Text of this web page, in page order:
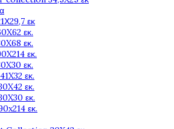
εκ
εκ.
εκ.
εκ.
εκ.
εκ.
εκ.
εκ.
εκ.